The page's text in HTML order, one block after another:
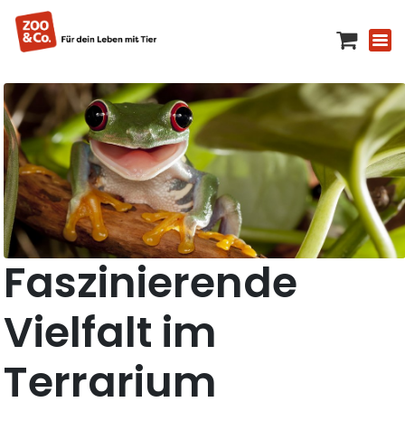
Faszinierende
Vielfalt im
Terrarium